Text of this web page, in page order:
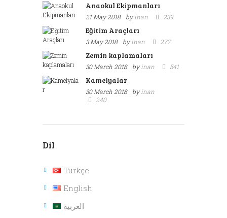
Anaokul Ekipmanları
21 May 2018 byinan 239
Eğitim Araçları
3 May 2018 byinan 277
Zemin kaplamaları
30 March 2018 byinan 541
Kamelyalar
30 March 2018 byinan
240
Dil
Türkçe
English
العربية